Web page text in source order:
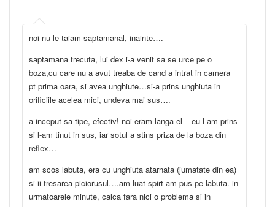
noi nu le taiam saptamanal, inainte….
saptamana trecuta, lui dex i-a venit sa se urce pe o
boza,cu care nu a avut treaba de cand a intrat in camera
pt prima oara, si avea unghiute…si-a prins unghiuta in
orificiile acelea mici, undeva mai sus….
a inceput sa tipe, efectiv! noi eram langa el – eu l-am prins
si l-am tinut in sus, iar sotul a stins priza de la boza din
reflex…
am scos labuta, era cu unghiuta atarnata (jumatate din ea)
si ii tresarea piciorusul….am luat spirt am pus pe labuta. in
urmatoarele minute, calca fara nici o problema si in